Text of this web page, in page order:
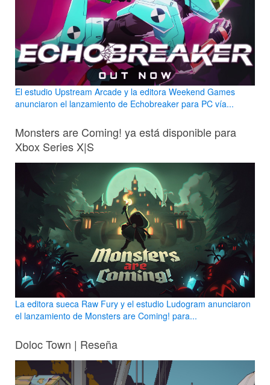
El estudio Upstream Arcade y la editora Weekend Games
anunciaron el lanzamiento de Echobreaker para PC vía...
Monsters are Coming! ya está disponible para
Xbox Series X|S
La editora sueca Raw Fury y el estudio Ludogram anunciaron
el lanzamiento de Monsters are Coming! para...
Doloc Town | Reseña